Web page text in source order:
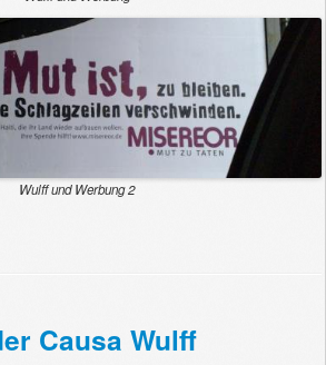
Wulff und Werbung 2
Causa Wulff